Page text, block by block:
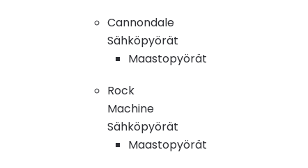
Cannondale
Sähköpyörät
Maastopyörät
Rock
Machine
Sähköpyörät
Maastopyörät